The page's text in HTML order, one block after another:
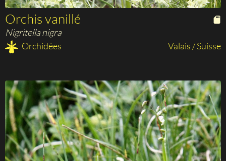
Orchis vanillé
Nigritella nigra
Orchidées
Valais / Suisse